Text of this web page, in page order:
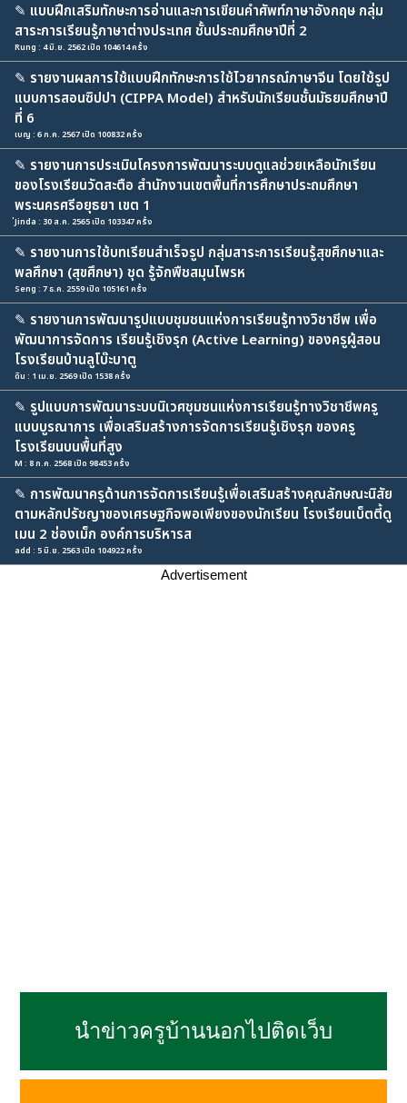
✎ แบบฝึกเสริมทักษะการอ่านและการเขียนคำศัพท์ภาษาอังกฤษ กลุ่ม
สาระการเรียนรู้ภาษาต่างประเทศ ชั้นประถมศึกษาปีที่ 2
Rung : 4 มิ.ย. 2562 เปิด 104614 ครั้ง
✎ รายงานผลการใช้แบบฝึกทักษะการใช้ไวยากรณ์ภาษาจีน โดยใช้รูป
แบบการสอนซิปปา (CIPPA Model) สำหรับนักเรียนชั้นมัธยมศึกษาปี
ที่ 6
เบญ : 6 ก.ค. 2567 เปิด 100832 ครั้ง
✎ รายงานการประเมินโครงการพัฒนาระบบดูแลช่วยเหลือนักเรียน
ของโรงเรียนวัดสะตือ สำนักงานเขตพื้นที่การศึกษาประถมศึกษา
พระนครศรีอยุธยา เขต 1
่Jinda : 30 ส.ค. 2565 เปิด 103347 ครั้ง
✎ รายงานการใช้บทเรียนสำเร็จรูป กลุ่มสาระการเรียนรู้สุขศึกษาและ
พลศึกษา (สุขศึกษา) ชุด รู้จักพืชสมุนไพรห
Seng : 7 ธ.ค. 2559 เปิด 105161 ครั้ง
✎ รายงานการพัฒนารูปแบบชุมชนแห่งการเรียนรู้ทางวิชาชีพ เพื่อ
พัฒนาการจัดการ เรียนรู้เชิงรุก (Active Learning) ของครูผู้สอน
โรงเรียนบ้านลูโบ๊ะบาตู
ดิน : 1 เม.ย. 2569 เปิด 1538 ครั้ง
✎ รูปแบบการพัฒนาระบบนิเวศชุมชนแห่งการเรียนรู้ทางวิชาชีพครู
แบบบูรณาการ เพื่อเสริมสร้างการจัดการเรียนรู้เชิงรุก ของครู
โรงเรียนบนพื้นที่สูง
M : 8 ก.ค. 2568 เปิด 98453 ครั้ง
✎ การพัฒนาครูด้านการจัดการเรียนรู้เพื่อเสริมสร้างคุณลักษณะนิสัย
ตามหลักปรัชญาของเศรษฐกิจพอเพียงของนักเรียน โรงเรียนเบ็ตตี้ดู
เมน 2 ช่องเม็ก องค์การบริหารส
add : 5 มิ.ย. 2563 เปิด 104922 ครั้ง
Advertisement
นำข่าวครูบ้านนอกไปติดเว็บ